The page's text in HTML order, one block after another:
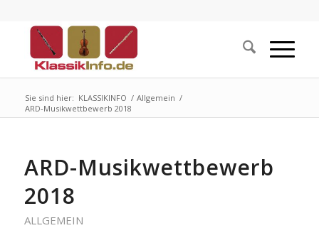
Sie sind hier: KLASSIKINFO / Allgemein /
ARD-Musikwettbewerb 2018
ARD-Musikwettbewerb
2018
ALLGEMEIN